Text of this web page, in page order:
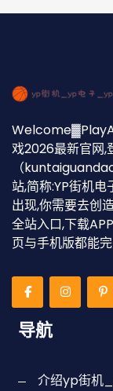
戏2026最新官网,
（
站,简称:YP街机
出现,你需要去创
全站入口,下载
页与手机版都能
导航
介绍yp街机